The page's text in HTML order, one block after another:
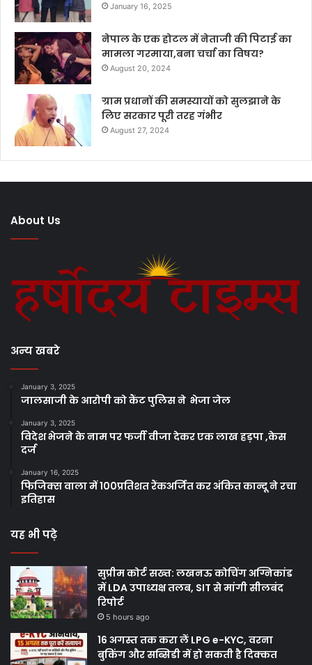
January 16, 2025
नेपाल के एक होटल में नेताजी की पिटाई का
मामला गरमाया,बना चर्चा का विषय?
August 20, 2024
ग्राम प्रधानों की समस्यायों को सुलझाने के
लिए सरकार पूरी तरह गंभीर
August 27, 2024
About Us
अन्य खबरे
January 3, 2025
जालसाजी के आरोपी को कैंट पुलिस ने भेजा जेल
January 3, 2025
विदेश भेजने के नाम पर फर्जी वीजा देकर एक लाख हड़पा ,केस
दर्ज
January 16, 2025
फिजिक्स वाला में 100प्रतिशत रैंकअर्जित कर अंकित कान्दू ने रचा
इतिहास
यह भी पढ़े
सुप्रीम कोर्ट सख्त: लखनऊ कोचिंग अग्निकांड
में LDA उपाध्यक्ष तलब, SIT से मांगी सीलबंद
रिपोर्ट
5 hours ago
16 अगस्त तक करा लें LPG e-KYC, वरना
बुकिंग और सब्सिडी में हो सकती है दिक्कत